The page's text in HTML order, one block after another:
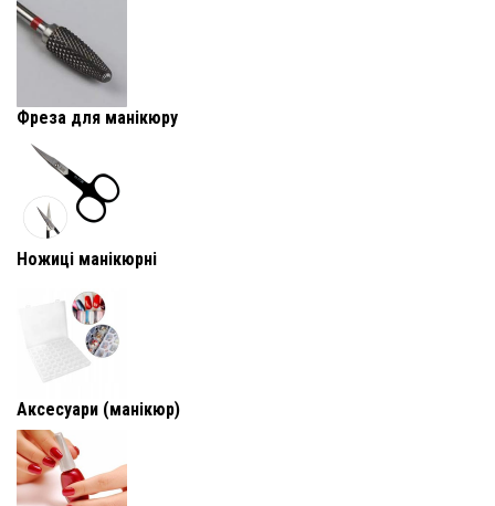
Фреза для манікюру
Ножиці манікюрні
Аксесуари (манікюр)